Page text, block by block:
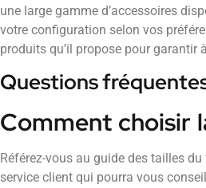
une large gamme d’accessoires
votre configuration selon vos
produits qu’il propose pour garantir
Questions
Comment choisir
Référez-vous au guide des tailles
service client qui pourra vous